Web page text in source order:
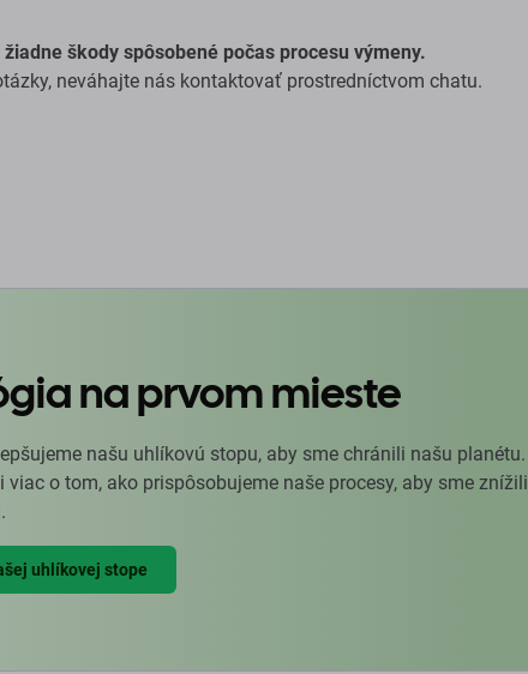
škody spôsobené počas procesu výmeny.
neváhajte nás kontaktovať prostredníctvom chatu.
na prvom mieste
našu uhlíkovú stopu, aby sme chránili našu planétu.
viac o tom, ako prispôsobujeme naše procesy, aby sme znížili
uhlíkovej stope